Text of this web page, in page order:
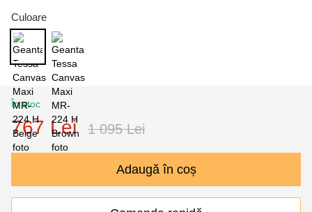
Culoare
În stoc
767 Lei 1 095 Lei
Adaugă în coș